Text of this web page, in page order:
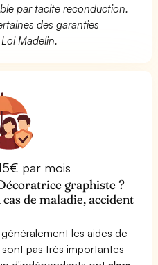
par tacite reconduction.
des garanties
Madelin.
par mois
graphiste ?
de maladie, accident
les aides de
pas très importantes